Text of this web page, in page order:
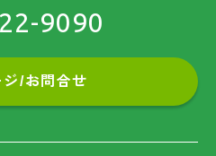
9090
ジ/お問合せ